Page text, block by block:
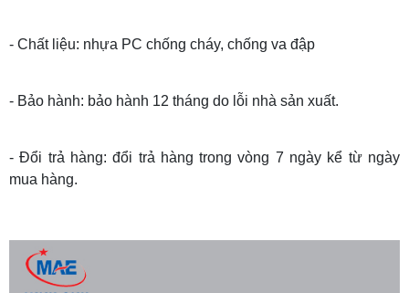
- Chất liệu: nhựa PC chống cháy, chống va đập
- Bảo hành: bảo hành 12 tháng do lỗi nhà sản xuất.
- Đổi trả hàng: đổi trả hàng trong vòng 7 ngày kể từ ngày
mua hàng.